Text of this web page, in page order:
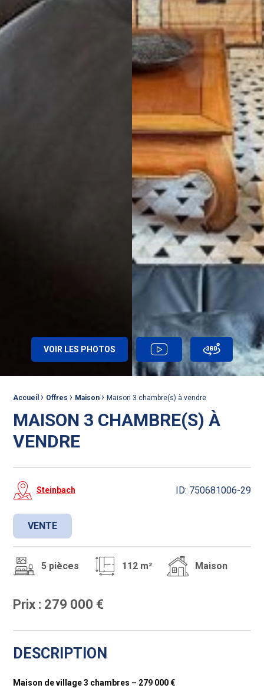
VOIR LES PHOTOS VIDÉO VISITE 360°
Fil d'Ariane :
Accueil › Offres › Maison › Maison 3 chambre(s) à vendre
MAISON 3 CHAMBRE(S) À
VENDRE
Steinbach ID: 750681006-29
VENTE
5 pièces 112 m² Maison
Prix : 279 000 €
DESCRIPTION
Maison de village 3 chambres – 279 000 €